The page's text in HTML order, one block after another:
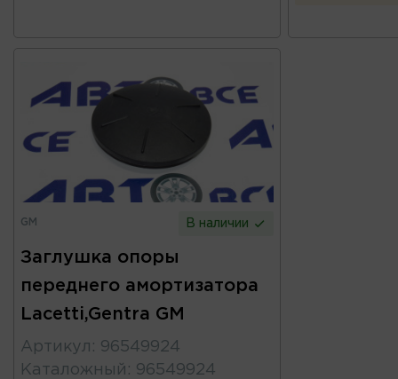
GM В наличии
Заглушка опоры
переднего амортизатора
Lacetti,Gentra GM
Артикул : 96549924
Каталожный : 96549924